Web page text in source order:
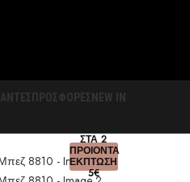
ΠΡΟΣΦΟΡΕΣ NEW IN
ΣΤΑ 2
ΠΡΟΙΟΝΤΑ
ΕΚΠΤΩΣΗ
5€